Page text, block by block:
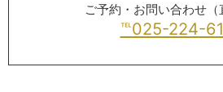
ご予約・お問い合わせ
℡025-224-